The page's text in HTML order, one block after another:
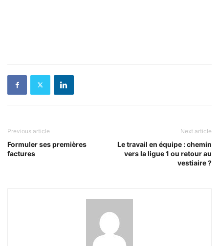
Previous article
Formuler ses premières
factures
Next article
Le travail en équipe : chemin
vers la ligue 1 ou retour au
vestiaire ?